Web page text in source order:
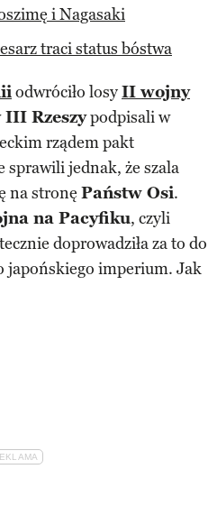
i Nagasaki
traci status bóstwa
odwróciło losyII wojny
III Rzeszypodpisali w
rządem pakt
jednak, że szala
na stronę Państw Osi.
na Pacyfiku, czyli
doprowadziła za to do
japońskiego imperium. Jak